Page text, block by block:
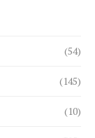
(54)
(145)
(10)